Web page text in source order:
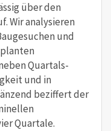
über den
Wir analysieren
und
Quartals-
und in
beziffert der
Quartale.